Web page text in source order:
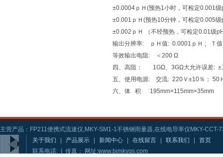
±0.0004ｐＨ(预热1小时，可检定0.001级
±0.001ｐＨ(预热10分钟，可检定0.005级
±0.002ｐＨ （不经预热，可检定0.01级
输出分辨率: ｐＨ值: 0.0001ｐＨ ; Ｔ
等效输出电阻: ＜200 Ω
四、高阻： 1GΩ、3GΩ大允许误差:
五、使用电源: 交流: 220Ｖ±10％； 50
六、体 积 195mm×115mm×35mm
主营产品：FP211便携式流速仪,MKY-SM1-1不锈钢雨量器,在线电导率仪MKY-CCT-
关于我们
产品展示 新闻中心 在线留言 联系我们
首页
联系电话: | 传真： 网址:www.bjmkygs.com